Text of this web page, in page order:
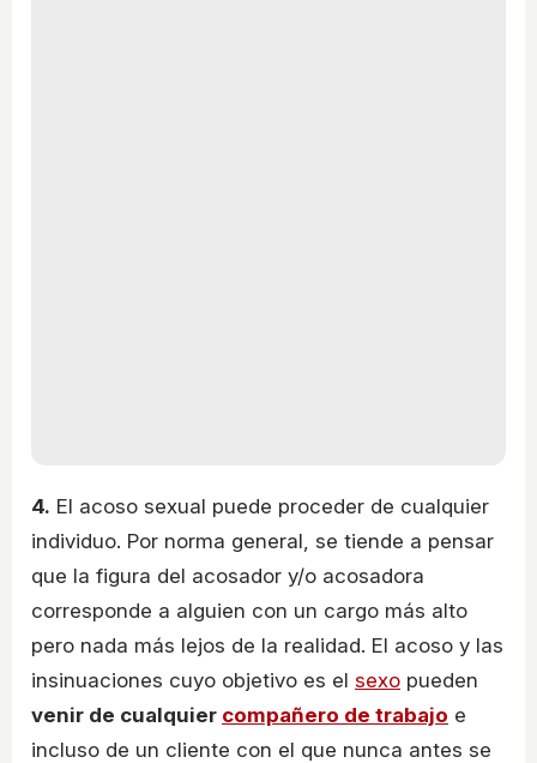
4. El acoso sexual puede proceder de cualquier
individuo. Por norma general, se tiende a pensar
que la figura del acosador y/o acosadora
corresponde a alguien con un cargo más alto
pero nada más lejos de la realidad. El acoso y las
insinuaciones cuyo objetivo es el sexo pueden
venir de cualquier compañero de trabajo e
incluso de un cliente con el que nunca antes se